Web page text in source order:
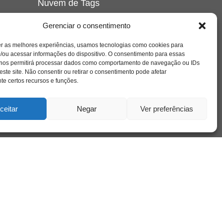
Gerenciar o consentimento
as melhores experiências, usamos tecnologias como cookies para
ou acessar informações do dispositivo. O consentimento para essas
permitirá processar dados como comportamento de navegação ou IDs
site. Não consentir ou retirar o consentimento pode afetar
certos recursos e funções.
Negar Ver preferências
Nuvem de Tags
crianca cuidado cultura depressao
educação família filme
freud infância insight jung liberdade livro
loucura luto maternidade
psicologia relato